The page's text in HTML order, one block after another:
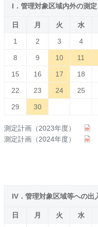
I．管理対象区域内外の測定
日 月 火 水
1 2 3 4
8 9 10 11
15 16 17 18
22 23 24 25
29 30
測定計画（2023年度）
測定計画（2024年度）
IV．管理対象区域等への出
日 月 火 水